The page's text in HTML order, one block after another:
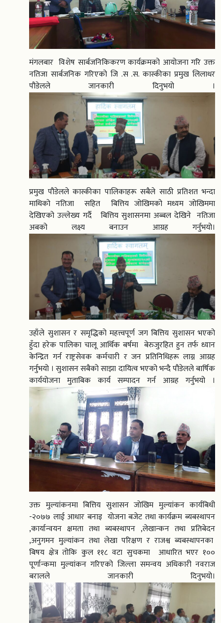
मंगलबार विशेष सार्बजनिकिकरण कार्यक्रमको आयोजना गरि उक्त
नतिजा सार्बजनिक गरिएको जि .स .स. कास्कीका प्रमुख लिलाधर
पौडेलले जानकारी दिनुभयो ।
प्रमुख पौडेलले कास्कीका पालिकाहरू सबैले साठी प्रतिशत भन्दा
माथिको नतिजा सहित बित्तिय जोखिमको मध्यम जोखिममा
देखिएको उल्लेख्य गर्दै बित्तिय सुशासनमा अब्बल देखिने नतिजा
अबको लक्ष्य बनाउन आग्रह गर्नुभयो।
उहाँले सुशासन र समृद्धिको महत्त्वपूर्ण जग बित्तिय सुशासन भएको
हुँदा हरेक पालिका चालू आर्थिक बर्षमा बेरुजुरहित हुन तर्फ ध्यान
केन्द्रित गर्न राष्ट्रसेवक कर्मचारी र जन प्रतिनिधिहरू लाग्न आग्रह
गर्नुभयो । सुशासन सबैको साझा दायित्व भएको भन्दै पौडेलले बार्षिक
कार्ययोजना मुताबिक कार्य सम्पादन गर्न आग्रह गर्नुभयो ।
उक्त मुल्यांकनमा बित्तिय सुशासन जोखिम मुल्यांकन कार्यबिधी
-२०७७ लाई आधार बनाइ योजना बजेट तथा कार्यक्रम ब्यबस्थापन
,कार्यान्वयन क्षमता तथा ब्यबस्थापन ,लेखान्कन तथा प्रतिबेदन
,अनुगमन मुल्यांकन तथा लेखा परिक्षण र राजश्व ब्यबस्थापनका
बिषय क्षेत्र तोकि कुल ११८ वटा सुचकमा आधारित भएर १००
पूर्णान्कमा मुल्यांकन गरिएको जिल्ला समन्वय अधिकारी नवराज
बरालले जानकारी दिनुभयो।